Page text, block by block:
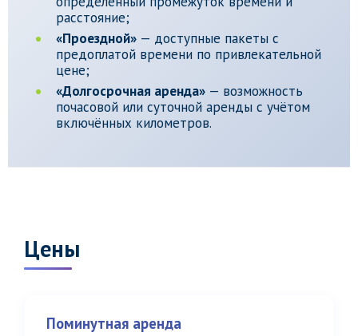
расстояние;
«Проездной» — доступные пакеты с
предоплатой времени по привлекательной
цене;
«Долгосрочная аренда» — возможность
почасовой или суточной аренды с учётом
включённых километров.
Цены
Поминутная аренда